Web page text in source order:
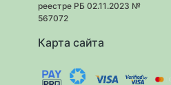
реестре РБ 02.11.2023 №
567072
Карта сайта